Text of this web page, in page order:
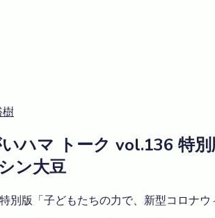
樹
ハマ トーク vol.136 特
ン大豆
別版「子どもたちの力で、新型コロナ